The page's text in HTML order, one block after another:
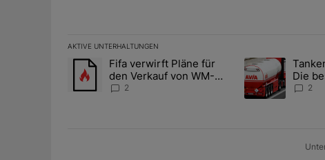
AKTIVE UNTERHALTUNGEN
Das Folgende ist eine Liste der am meisten
Ein Trendartikel mit dem Titel "Fifa verwirft Pläne für
Fifa verwirft Pläne für
den Verkauf von WM-
Anteilen
2
Ein Trendartikel
Die
teuren
2